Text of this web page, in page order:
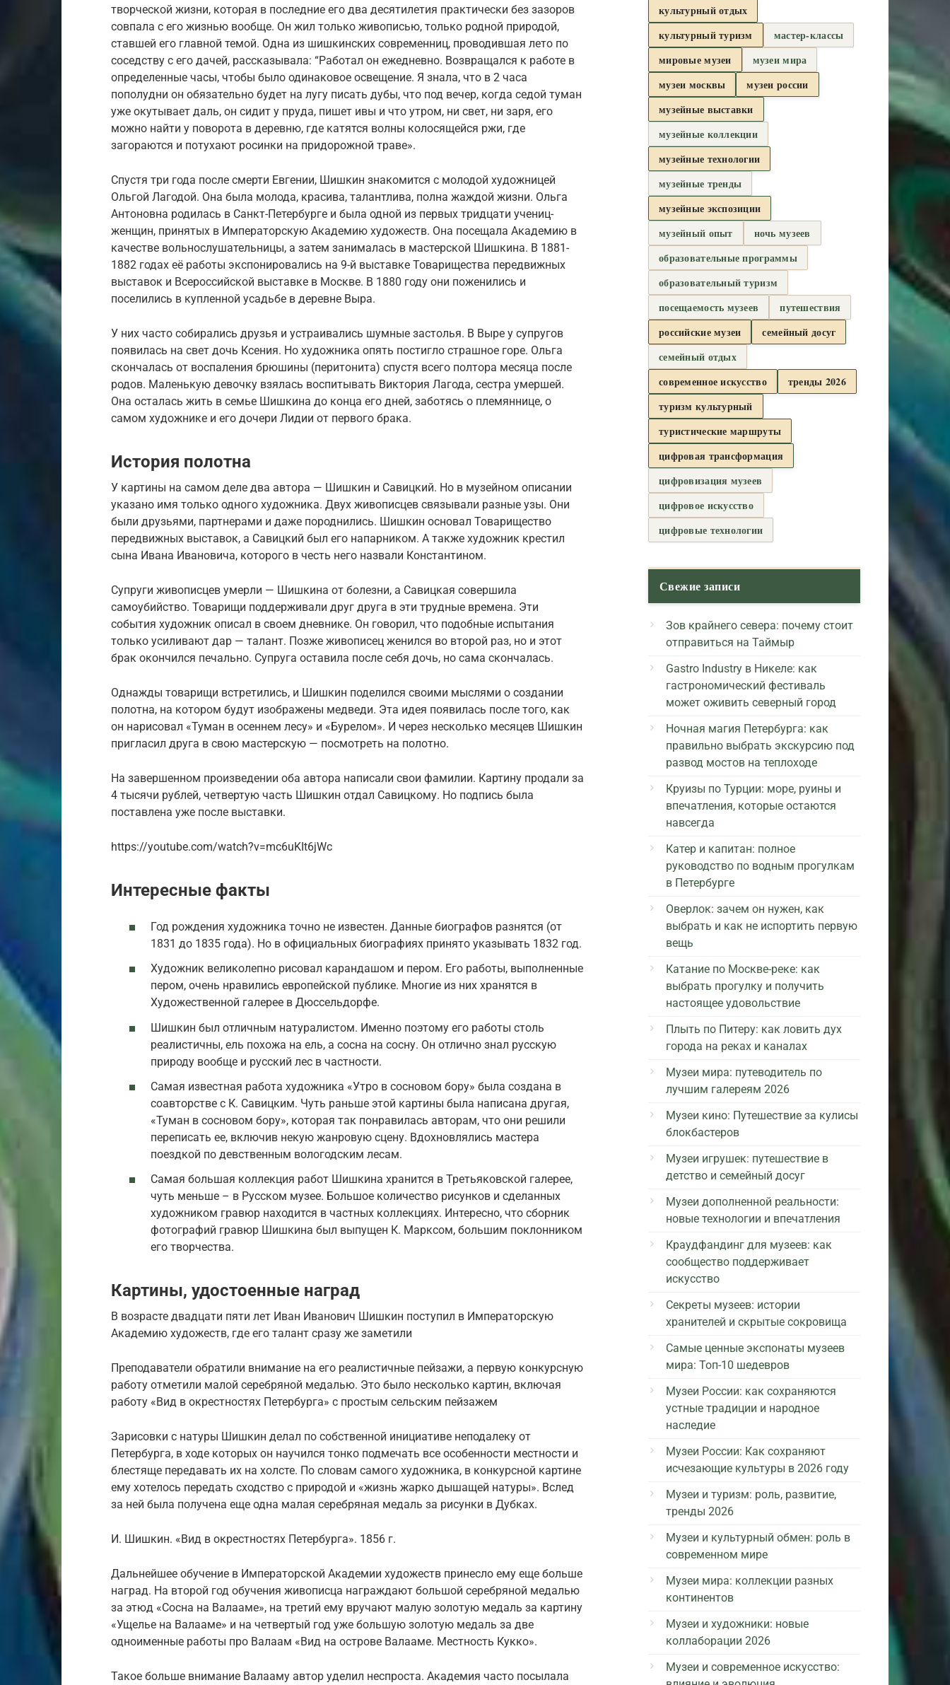
творческой жизни, которая в последние его два десятилетия практически без зазоров
совпала с его жизнью вообще. Он жил только живописью, только родной природой,
ставшей его главной темой. Одна из шишкинских современниц, проводившая лето по
соседству с его дачей, рассказывала: “Работал он ежедневно. Возвращался к работе в
определенные часы, чтобы было одинаковое освещение. Я знала, что в 2 часа
пополудни он обязательно будет на лугу писать дубы, что под вечер, когда седой туман
уже окутывает даль, он сидит у пруда, пишет ивы и что утром, ни свет, ни заря, его
можно найти у поворота в деревню, где катятся волны колосящейся ржи, где
загораются и потухают росинки на придорожной траве».
Спустя три года после смерти Евгении, Шишкин знакомится с молодой художницей
Ольгой Лагодой. Она была молода, красива, талантлива, полна жаждой жизни. Ольга
Антоновна родилась в Санкт-Петербурге и была одной из первых тридцати учениц-
женщин, принятых в Императорскую Академию художеств. Она посещала Академию в
качестве вольнослушательницы, а затем занималась в мастерской Шишкина. В 1881-
1882 годах её работы экспонировались на 9-й выставке Товарищества передвижных
выставок и Всероссийской выставке в Москве. В 1880 году они поженились и
поселились в купленной усадьбе в деревне Выра.
У них часто собирались друзья и устраивались шумные застолья. В Выре у супругов
появилась на свет дочь Ксения. Но художника опять постигло страшное горе. Ольга
скончалась от воспаления брюшины (перитонита) спустя всего полтора месяца после
родов. Маленькую девочку взялась воспитывать Виктория Лагода, сестра умершей.
Она осталась жить в семье Шишкина до конца его дней, заботясь о племяннице, о
самом художнике и его дочери Лидии от первого брака.
История полотна
У картины на самом деле два автора — Шишкин и Савицкий. Но в музейном описании
указано имя только одного художника. Двух живописцев связывали разные узы. Они
были друзьями, партнерами и даже породнились. Шишкин основал Товарищество
передвижных выставок, а Савицкий был его напарником. А также художник крестил
сына Ивана Ивановича, которого в честь него назвали Константином.
Супруги живописцев умерли — Шишкина от болезни, а Савицкая совершила
самоубийство. Товарищи поддерживали друг друга в эти трудные времена. Эти
события художник описал в своем дневнике. Он говорил, что подобные испытания
только усиливают дар — талант. Позже живописец женился во второй раз, но и этот
брак окончился печально. Супруга оставила после себя дочь, но сама скончалась.
Однажды товарищи встретились, и Шишкин поделился своими мыслями о создании
полотна, на котором будут изображены медведи. Эта идея появилась после того, как
он нарисовал «Туман в осеннем лесу» и «Бурелом». И через несколько месяцев Шишкин
пригласил друга в свою мастерскую — посмотреть на полотно.
На завершенном произведении оба автора написали свои фамилии. Картину продали за
4 тысячи рублей, четвертую часть Шишкин отдал Савицкому. Но подпись была
поставлена уже после выставки.
https://youtube.com/watch?v=mc6uKIt6jWc
Интересные факты
Год рождения художника точно не известен. Данные биографов разнятся (от
1831 до 1835 года). Но в официальных биографиях принято указывать 1832 год.
Художник великолепно рисовал карандашом и пером. Его работы, выполненные
пером, очень нравились европейской публике. Многие из них хранятся в
Художественной галерее в Дюссельдорфе.
Шишкин был отличным натуралистом. Именно поэтому его работы столь
реалистичны, ель похожа на ель, а сосна на сосну. Он отлично знал русскую
природу вообще и русский лес в частности.
Самая известная работа художника «Утро в сосновом бору» была создана в
соавторстве с К. Савицким. Чуть раньше этой картины была написана другая,
«Туман в сосновом бору», которая так понравилась авторам, что они решили
переписать ее, включив некую жанровую сцену. Вдохновлялись мастера
поездкой по девственным вологодским лесам.
Самая большая коллекция работ Шишкина хранится в Третьяковской галерее,
чуть меньше – в Русском музее. Большое количество рисунков и сделанных
художником гравюр находится в частных коллекциях. Интересно, что сборник
фотографий гравюр Шишкина был выпущен К. Марксом, большим поклонником
его творчества.
Картины, удостоенные наград
В возрасте двадцати пяти лет Иван Иванович Шишкин поступил в Императорскую
Академию художеств, где его талант сразу же заметили
Преподаватели обратили внимание на его реалистичные пейзажи, а первую конкурсную
работу отметили малой серебряной медалью. Это было несколько картин, включая
работу «Вид в окрестностях Петербурга» с простым сельским пейзажем
Зарисовки с натуры Шишкин делал по собственной инициативе неподалеку от
Петербурга, в ходе которых он научился тонко подмечать все особенности местности и
блестяще передавать их на холсте. По словам самого художника, в конкурсной картине
ему хотелось передать сходство с природой и «жизнь жарко дышащей натуры». Вслед
за ней была получена еще одна малая серебряная медаль за рисунки в Дубках.
И. Шишкин. «Вид в окрестностях Петербурга». 1856 г.
Дальнейшее обучение в Императорской Академии художеств принесло ему еще больше
наград. На второй год обучения живописца награждают большой серебряной медалью
за этюд «Сосна на Валааме», на третий ему вручают малую золотую медаль за картину
«Ущелье на Валааме» и на четвертый год уже большую золотую медаль за две
одноименные работы про Валаам «Вид на острове Валааме. Местность Кукко».
Такое больше внимание Валааму автор уделил неспроста. Академия часто посылала
культурный отдых
культурный туризм
мастер-классы
мировые музеи
музеи мира
музеи москвы
музеи россии
музейные выставки
музейные коллекции
музейные технологии
музейные тренды
музейные экспозиции
музейный опыт
ночь музеев
образовательные программы
образовательный туризм
посещаемость музеев
путешествия
российские музеи
семейный досуг
семейный отдых
современное искусство
тренды 2026
туризм культурный
туристические маршруты
цифровая трансформация
цифровизация музеев
цифровое искусство
цифровые технологии
Свежие записи
Зов крайнего севера: почему стоит
отправиться на Таймыр
Gastro Industry в Никеле: как
гастрономический фестиваль
может оживить северный город
Ночная магия Петербурга: как
правильно выбрать экскурсию под
развод мостов на теплоходе
Круизы по Турции: море, руины и
впечатления, которые остаются
навсегда
Катер и капитан: полное
руководство по водным прогулкам
в Петербурге
Оверлок: зачем он нужен, как
выбрать и как не испортить первую
вещь
Катание по Москве-реке: как
выбрать прогулку и получить
настоящее удовольствие
Плыть по Питеру: как ловить дух
города на реках и каналах
Музеи мира: путеводитель по
лучшим галереям 2026
Музеи кино: Путешествие за кулисы
блокбастеров
Музеи игрушек: путешествие в
детство и семейный досуг
Музеи дополненной реальности:
новые технологии и впечатления
Краудфандинг для музеев: как
сообщество поддерживает
искусство
Секреты музеев: истории
хранителей и скрытые сокровища
Самые ценные экспонаты музеев
мира: Топ-10 шедевров
Музеи России: как сохраняются
устные традиции и народное
наследие
Музеи России: Как сохраняют
исчезающие культуры в 2026 году
Музеи и туризм: роль, развитие,
тренды 2026
Музеи и культурный обмен: роль в
современном мире
Музеи мира: коллекции разных
континентов
Музеи и художники: новые
коллаборации 2026
Музеи и современное искусство: